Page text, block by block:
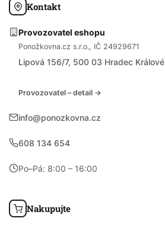
Kontakt
Provozovatel eshopu
Ponožkovna.cz s.r.o., IČ 24929671
Lipová 156/7, 500 03 Hradec Králové
Provozovatel – detail →
info@ponozkovna.cz
608 134 654
Po–Pá: 8:00 – 16:00
Nakupujte